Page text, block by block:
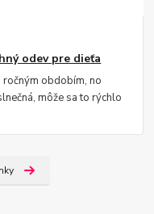
odev pre dieťa
ročným obdobím, no
môže sa to rýchlo